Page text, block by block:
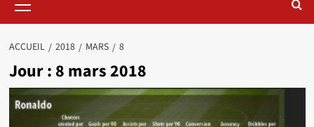
principal
ACCUEIL 2018 MARS 8
Jour : 8 mars 2018